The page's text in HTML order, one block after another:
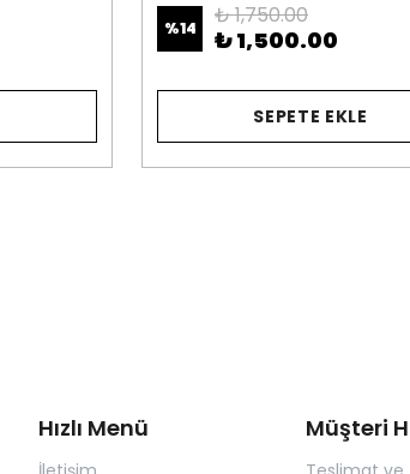
%14 ₺ 1,750.00
₺ 1,500.00
SEPETE EKLE
Hızlı Menü Müşteri